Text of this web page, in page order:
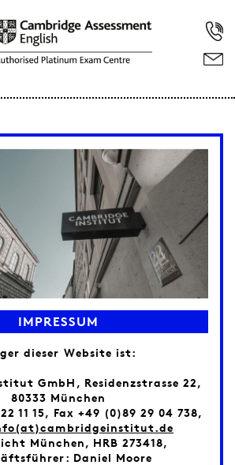
IMPRESSUM
dieser Website ist:
GmbH, Residenzstrasse 22,
80333 München
11 15, Fax +49 (0)89 29 04 738,
München, HRB 273418,
Daniel Moore